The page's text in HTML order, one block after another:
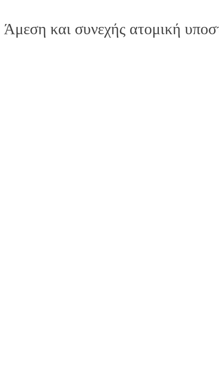
Άμεση και συνεχής ατομική